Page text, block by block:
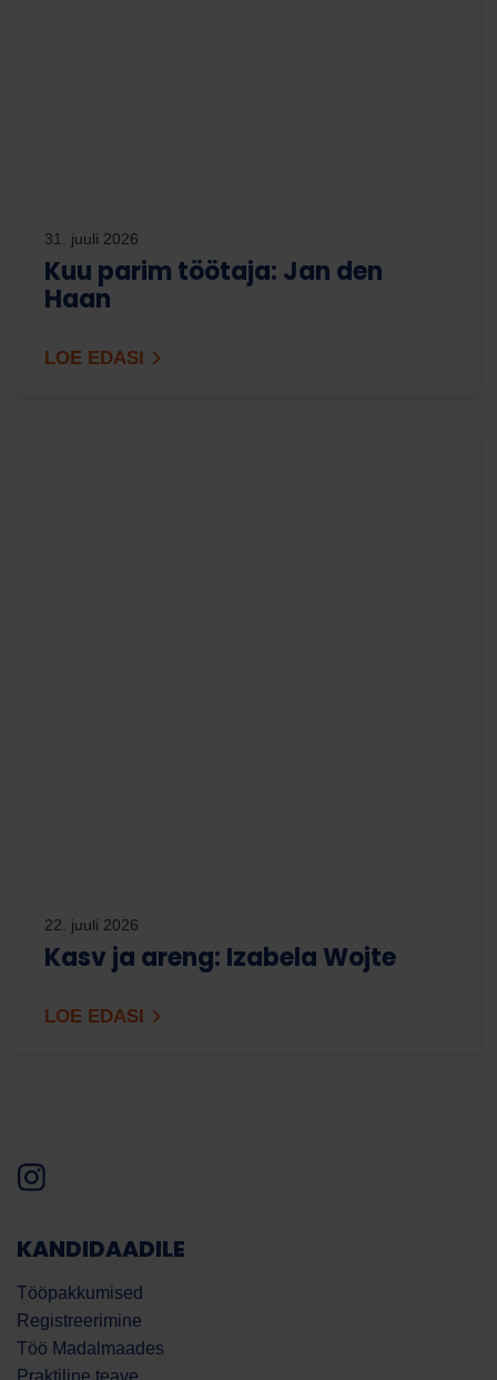
31. juuli 2026
Kuu parim töötaja: Jan den
Haan
LOE EDASI
22. juuli 2026
Kasv ja areng: Izabela Wojte
LOE EDASI
KANDIDAADILE
Tööpakkumised
Registreerimine
Töö Madalmaades
Praktiline teave